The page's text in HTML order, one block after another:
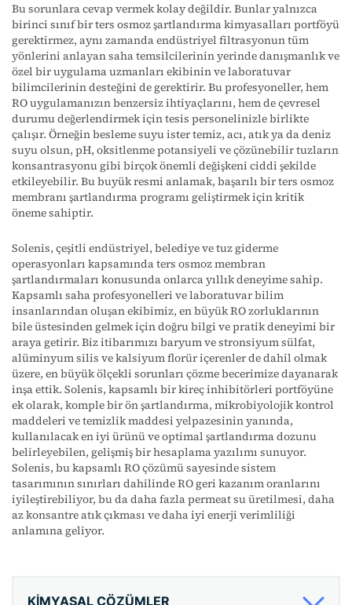
Bu sorunlara cevap vermek kolay değildir. Bunlar yalnızca
birinci sınıf bir ters osmoz şartlandırma kimyasalları portföyü
gerektirmez, aynı zamanda endüstriyel filtrasyonun tüm
yönlerini anlayan saha temsilcilerinin yerinde danışmanlık ve
özel bir uygulama uzmanları ekibinin ve laboratuvar
bilimcilerinin desteğini de gerektirir. Bu profesyoneller, hem
RO uygulamanızın benzersiz ihtiyaçlarını, hem de çevresel
durumu değerlendirmek için tesis personelinizle birlikte
çalışır. Örneğin besleme suyu ister temiz, acı, atık ya da deniz
suyu olsun, pH, oksitlenme potansiyeli ve çözünebilir tuzların
konsantrasyonu gibi birçok önemli değişkeni ciddi şekilde
etkileyebilir. Bu buyük resmi anlamak, başarılı bir ters osmoz
membranı şartlandırma programı geliştirmek için kritik
öneme sahiptir.
Solenis, çeşitli endüstriyel, belediye ve tuz giderme
operasyonları kapsamında ters osmoz membran
şartlandırmaları konusunda onlarca yıllık deneyime sahip.
Kapsamlı saha profesyonelleri ve laboratuvar bilim
insanlarından oluşan ekibimiz, en büyük RO zorluklarının
bile üstesinden gelmek için doğru bilgi ve pratik deneyimi bir
araya getirir. Biz itibarımızı baryum ve stronsiyum sülfat,
alüminyum silis ve kalsiyum florür içerenler de dahil olmak
üzere, en büyük ölçekli sorunları çözme becerimize dayanarak
inşa ettik. Solenis, kapsamlı bir kireç inhibitörleri portföyüne
ek olarak, komple bir ön şartlandırma, mikrobiyolojik kontrol
maddeleri ve temizlik maddesi yelpazesinin yanında,
kullanılacak en iyi ürünü ve optimal şartlandırma dozunu
belirleyebilen, gelişmiş bir hesaplama yazılımı sunuyor.
Solenis, bu kapsamlı RO çözümü sayesinde sistem
tasarımının sınırları dahilinde RO geri kazanım oranlarını
iyileştirebiliyor, bu da daha fazla permeat su üretilmesi, daha
az konsantre atık çıkması ve daha iyi enerji verimliliği
anlamına geliyor.
KIMYASAL ÇÖZÜMLER